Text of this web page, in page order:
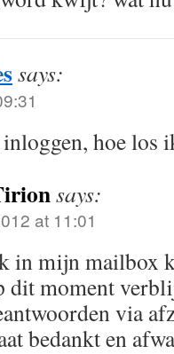
says:
hoe los
says:
at 11:01
in mijn mailbox
dit moment
via
bedankt en